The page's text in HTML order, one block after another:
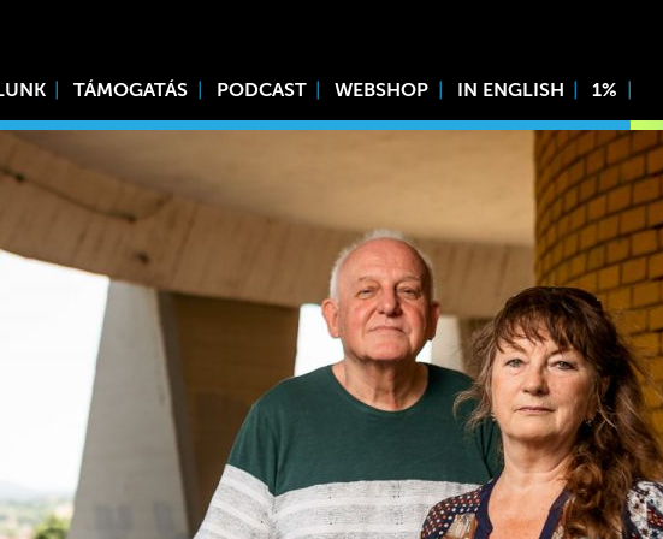
TÁMOGATÁS PODCAST WEBSHOP IN ENGLISH 1%